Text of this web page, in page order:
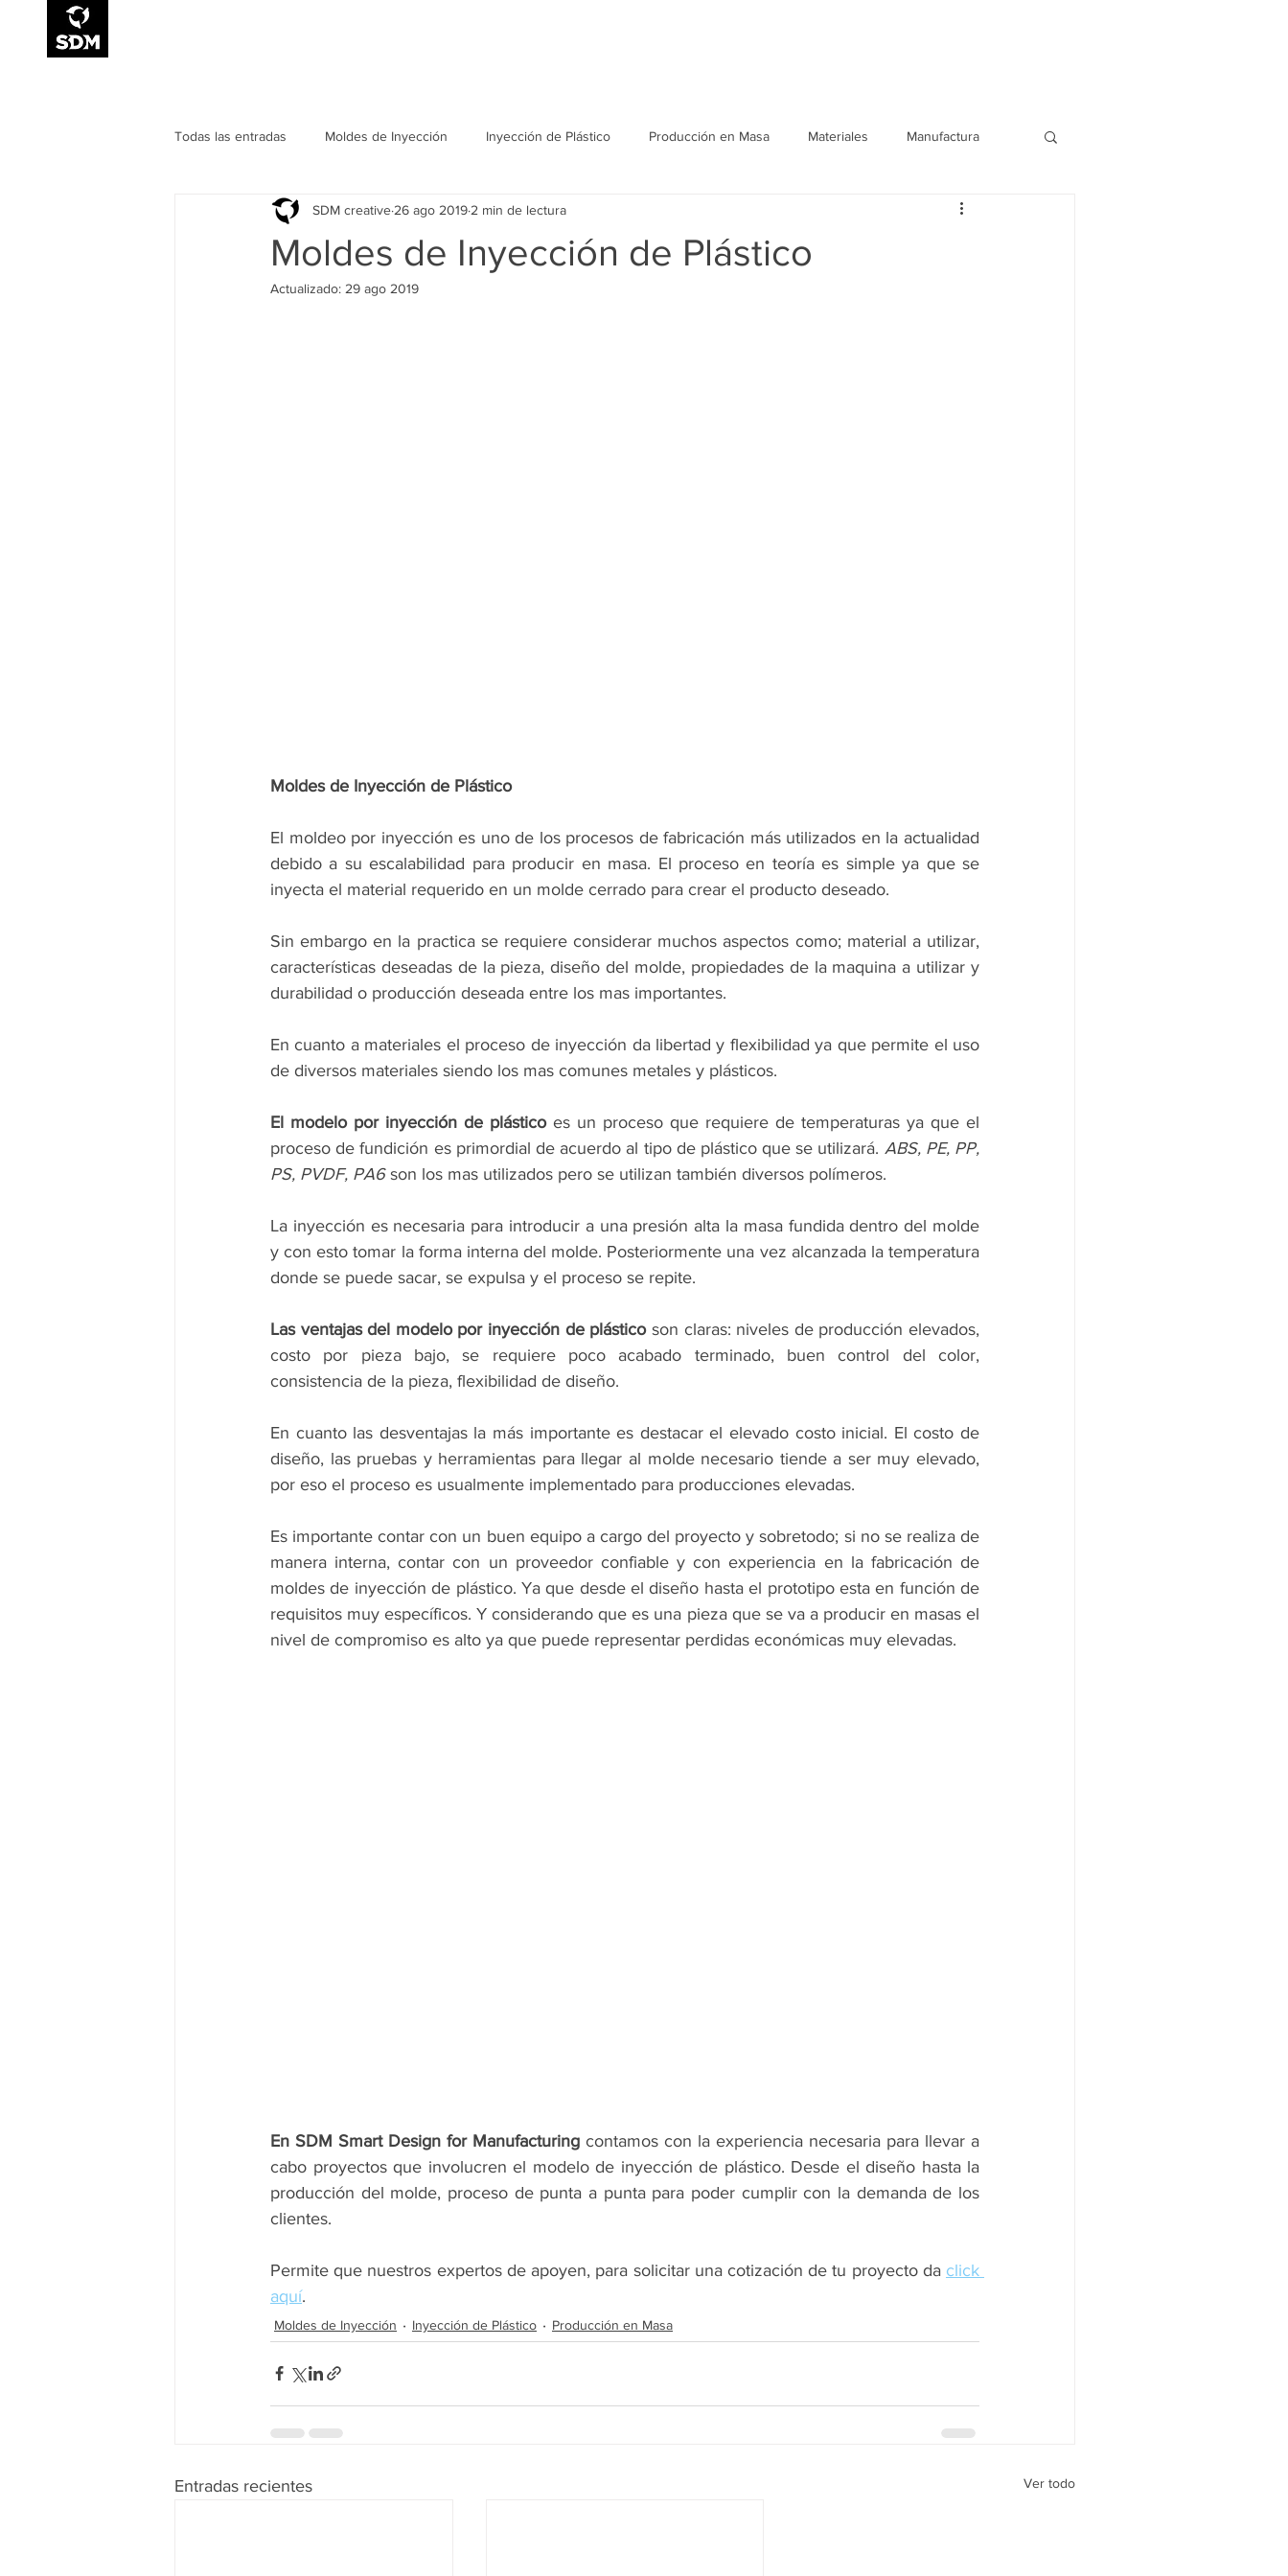
Todas las entradas Moldes de Inyección Inyección de Plástico Producción en Masa Materiales Manufactura
Moldes de Inyección de Plástico
SDM creative 26 ago 2019 2 min de lectura
Actualizado: 29 ago 2019
Moldes de Inyección de Plástico
El moldeo por inyección es uno de los procesos de fabricación más utilizados en la actualidad
debido a su escalabilidad para producir en masa. El proceso en teoría es simple ya que se
inyecta el material requerido en un molde cerrado para crear el producto deseado.
Sin embargo en la practica se requiere considerar muchos aspectos como; material a utilizar,
características deseadas de la pieza, diseño del molde, propiedades de la maquina a utilizar y
durabilidad o producción deseada entre los mas importantes.
En cuanto a materiales el proceso de inyección da libertad y flexibilidad ya que permite el uso
de diversos materiales siendo los mas comunes metales y plásticos.
El modelo por inyección de plástico es un proceso que requiere de temperaturas ya que el
proceso de fundición es primordial de acuerdo al tipo de plástico que se utilizará. ABS, PE, PP,
PS, PVDF, PA6 son los mas utilizados pero se utilizan también diversos polímeros.
La inyección es necesaria para introducir a una presión alta la masa fundida dentro del molde
y con esto tomar la forma interna del molde. Posteriormente una vez alcanzada la temperatura
donde se puede sacar, se expulsa y el proceso se repite.
Las ventajas del modelo por inyección de plástico son claras: niveles de producción elevados,
costo por pieza bajo, se requiere poco acabado terminado, buen control del color,
consistencia de la pieza, flexibilidad de diseño.
En cuanto las desventajas la más importante es destacar el elevado costo inicial. El costo de
diseño, las pruebas y herramientas para llegar al molde necesario tiende a ser muy elevado,
por eso el proceso es usualmente implementado para producciones elevadas.
Es importante contar con un buen equipo a cargo del proyecto y sobretodo; si no se realiza de
manera interna, contar con un proveedor confiable y con experiencia en la fabricación de
moldes de inyección de plástico. Ya que desde el diseño hasta el prototipo esta en función de
requisitos muy específicos. Y considerando que es una pieza que se va a producir en masas el
nivel de compromiso es alto ya que puede representar perdidas económicas muy elevadas.
En SDM Smart Design for Manufacturing contamos con la experiencia necesaria para llevar a
cabo proyectos que involucren el modelo de inyección de plástico. Desde el diseño hasta la
producción del molde, proceso de punta a punta para poder cumplir con la demanda de los
clientes.
Permite que nuestros expertos de apoyen, para solicitar una cotización de tu proyecto da click
aquí.
Moldes de Inyección Inyección de Plástico Producción en Masa
Entradas recientes Ver todo